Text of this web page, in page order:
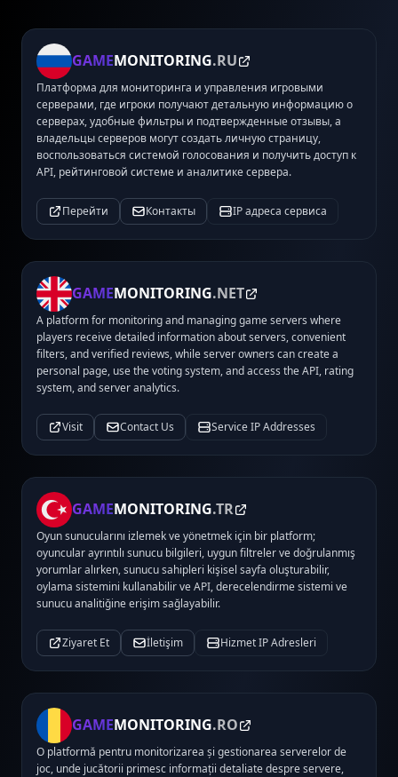
GAMEMONITORING.RU
Платформа для мониторинга и управления игровыми
серверами, где игроки получают детальную информацию о
серверах, удобные фильтры и подтвержденные отзывы, а
владельцы серверов могут создать личную страницу,
воспользоваться системой голосования и получить доступ к
API, рейтинговой системе и аналитике сервера.
Перейти Контакты IP адреса сервиса
GAMEMONITORING.NET
A platform for monitoring and managing game servers where
players receive detailed information about servers, convenient
filters, and verified reviews, while server owners can create a
personal page, use the voting system, and access the API, rating
system, and server analytics.
Visit Contact Us Service IP Addresses
GAMEMONITORING.TR
Oyun sunucularını izlemek ve yönetmek için bir platform;
oyuncular ayrıntılı sunucu bilgileri, uygun filtreler ve doğrulanmış
yorumlar alırken, sunucu sahipleri kişisel sayfa oluşturabilir,
oylama sistemini kullanabilir ve API, derecelendirme sistemi ve
sunucu analitiğine erişim sağlayabilir.
Ziyaret Et İletişim Hizmet IP Adresleri
GAMEMONITORING.RO
O platformă pentru monitorizarea și gestionarea serverelor de
joc, unde jucătorii primesc informații detaliate despre servere,